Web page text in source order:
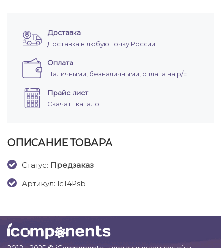
Доставка
Доставка в любую точку России
Оплата
Наличными, безналичными, оплата на р/с
Прайс-лист
Скачать каталог
ОПИСАНИЕ ТОВАРА
Cтатус: Предзаказ
Артикул: lc14Psb